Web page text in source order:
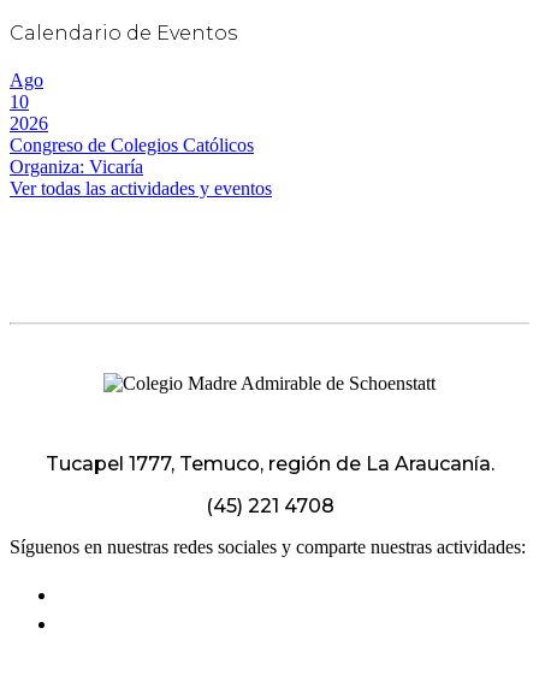
Calendario de Eventos
Ago
10
2026
Congreso de Colegios Católicos
Organiza: Vicaría
Ver todas las actividades y eventos
Tucapel 1777, Temuco, región de La Araucanía.
(45) 221 4708
Síguenos en nuestras redes sociales y comparte nuestras actividades: